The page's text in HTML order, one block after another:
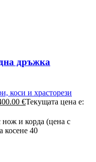
дръжка
коси и храсторези
€Текущата цена е:
нож и корда (цена с
косене 40